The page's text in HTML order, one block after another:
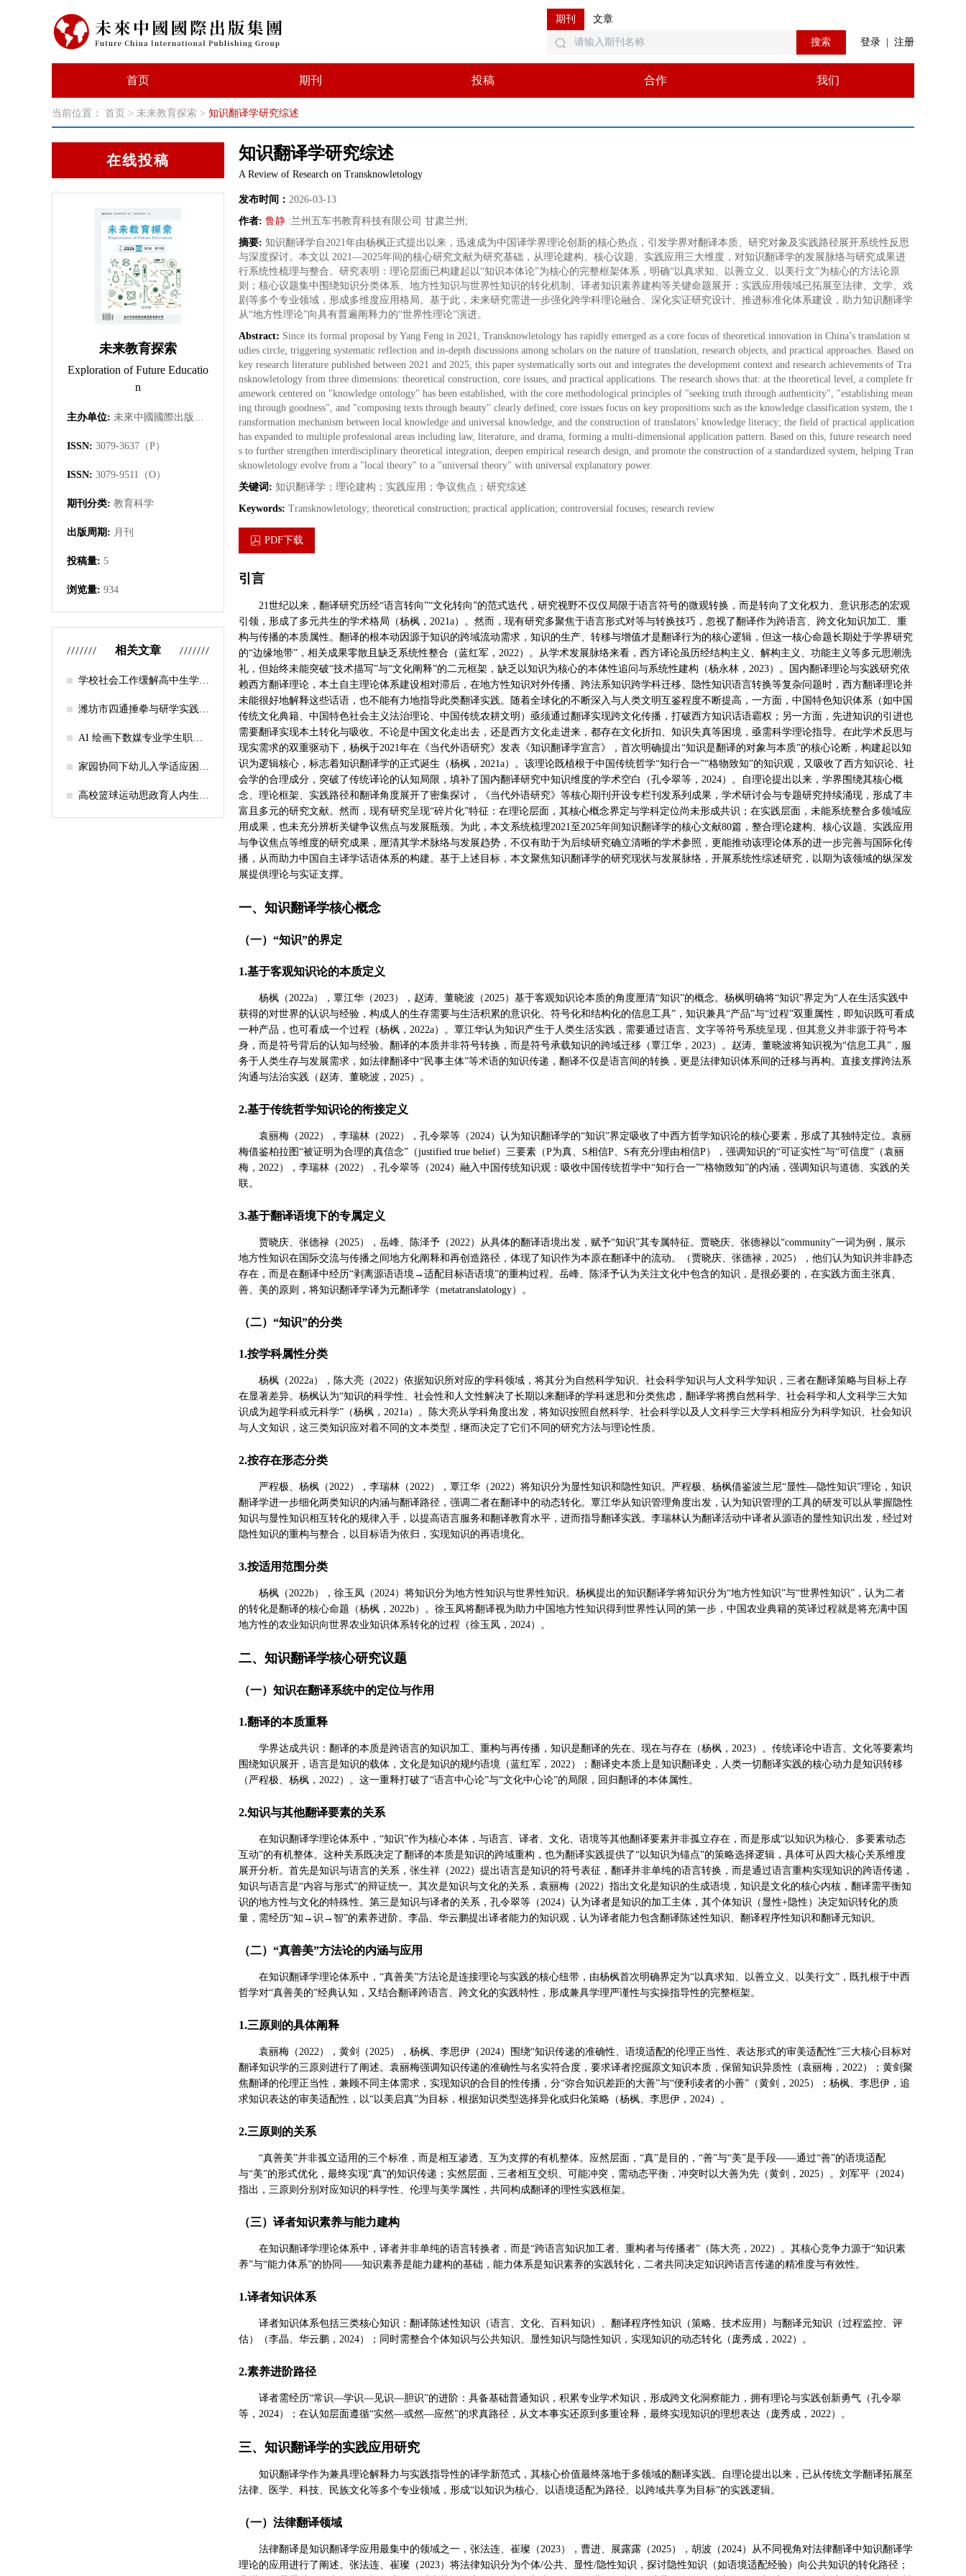
期刊 文章
搜索 登录 注册
首页 期刊 投稿 合作 我们
当前位置： 首页 > 未来教育探索 > 知识翻译学研究综述
在线投稿
未来教育探索
Exploration of Future Educatio
n
主办单位: 未來中國國際出版集團有限公司
ISSN: 3079-3637（P）
ISSN: 3079-9511（O）
期刊分类: 教育科学
出版周期: 月刊
投稿量: 5
浏览量: 934
相关文章
学校社会工作缓解高中生学习
课堂”为介入载体
潍坊市四通捶拳与研学实践教
AI 绘画下数媒专业学生职业
家园协同下幼儿入学适应困难
高校篮球运动思政育人内生逻
知识翻译学研究综述
A Review of Research on Transknowletology
发布时间： 2026-03-13
作者: 鲁静 :兰州五车书教育科技有限公司 甘肃兰州 ;
摘要: 知识翻译学自2021年由杨枫正式提出以来，迅速成为中国译学界理论创新的核心热点，引发学界对翻译本质、研究对象及实践路径展开系统性反思
与深度探讨。本文以 2021—2025年间的核心研究文献为研究基础，从理论建构、核心议题、实践应用三大维度，对知识翻译学的发展脉络与研究成果进
行系统性梳理与整合。研究表明：理论层面已构建起以“知识本体论”为核心的完整框架体系，明确“以真求知、以善立义、以美行文”为核心的方法论原
则；核心议题集中围绕知识分类体系、地方性知识与世界性知识的转化机制、译者知识素养建构等关键命题展开；实践应用领域已拓展至法律、文学、戏
剧等多个专业领域，形成多维度应用格局。基于此，未来研究需进一步强化跨学科理论融合、深化实证研究设计、推进标准化体系建设，助力知识翻译学
从“地方性理论”向具有普遍阐释力的“世界性理论”演进。
Abstract: Since its formal proposal by Yang Feng in 2021, Transknowletology has rapidly emerged as a core focus of theoretical innovation in China’s translation st
udies circle, triggering systematic reflection and in-depth discussions among scholars on the nature of translation, research objects, and practical approaches. Based on
key research literature published between 2021 and 2025, this paper systematically sorts out and integrates the development context and research achievements of Tra
nsknowletology from three dimensions: theoretical construction, core issues, and practical applications. The research shows that: at the theoretical level, a complete fr
amework centered on "knowledge ontology" has been established, with the core methodological principles of "seeking truth through authenticity", "establishing mean
ing through goodness", and "composing texts through beauty" clearly defined; core issues focus on key propositions such as the knowledge classification system, the t
ransformation mechanism between local knowledge and universal knowledge, and the construction of translators’ knowledge literacy; the field of practical application
has expanded to multiple professional areas including law, literature, and drama, forming a multi-dimensional application pattern. Based on this, future research need
s to further strengthen interdisciplinary theoretical integration, deepen empirical research design, and promote the construction of a standardized system, helping Tran
sknowletology evolve from a "local theory" to a "universal theory" with universal explanatory power.
关键词: 知识翻译学；理论建构；实践应用；争议焦点；研究综述
Keywords: Transknowletology; theoretical construction; practical application; controversial focuses; research review
PDF下载
引言
21世纪以来，翻译研究历经“语言转向”“文化转向”的范式迭代，研究视野不仅仅局限于语言符号的微观转换，而是转向了文化权力、意识形态的宏观
引领，形成了多元共生的学术格局（杨枫，2021a）。然而，现有研究多聚焦于语言形式对等与转换技巧，忽视了翻译作为跨语言、跨文化知识加工、重
构与传播的本质属性。翻译的根本动因源于知识的跨域流动需求，知识的生产、转移与增值才是翻译行为的核心逻辑，但这一核心命题长期处于学界研究
的“边缘地带”，相关成果零散且缺乏系统性整合（蓝红军，2022）。从学术发展脉络来看，西方译论虽历经结构主义、解构主义、功能主义等多元思潮洗
礼，但始终未能突破“技术描写”与“文化阐释”的二元框架，缺乏以知识为核心的本体性追问与系统性建构（杨永林，2023）。国内翻译理论与实践研究依
赖西方翻译理论，本土自主理论体系建设相对滞后，在地方性知识对外传播、跨法系知识跨学科迁移、隐性知识语言转换等复杂问题时，西方翻译理论并
未能很好地解释这些话语，也不能有力地指导此类翻译实践。随着全球化的不断深入与人类文明互鉴程度不断提高，一方面，中国特色知识体系（如中国
传统文化典籍、中国特色社会主义法治理论、中国传统农耕文明）亟须通过翻译实现跨文化传播，打破西方知识话语霸权；另一方面，先进知识的引进也
需要翻译实现本土转化与吸收。不论是中国文化走出去，还是西方文化走进来，都存在文化折扣、知识失真等困境，亟需科学理论指导。在此学术反思与
现实需求的双重驱动下，杨枫于2021年在《当代外语研究》发表《知识翻译学宣言》，首次明确提出“知识是翻译的对象与本质”的核心论断，构建起以知
识为逻辑核心，标志着知识翻译学的正式诞生（杨枫，2021a）。该理论既植根于中国传统哲学“知行合一”“格物致知”的知识观，又吸收了西方知识论、社
会学的合理成分，突破了传统译论的认知局限，填补了国内翻译研究中知识维度的学术空白（孔令翠等，2024）。自理论提出以来，学界围绕其核心概
念、理论框架、实践路径和翻译角度展开了密集探讨，《当代外语研究》等核心期刊开设专栏刊发系列成果，学术研讨会与专题研究持续涌现，形成了丰
富且多元的研究文献。然而，现有研究呈现“碎片化”特征：在理论层面，其核心概念界定与学科定位尚未形成共识；在实践层面，未能系统整合多领域应
用成果，也未充分辨析关键争议焦点与发展瓶颈。为此，本文系统梳理2021至2025年间知识翻译学的核心文献80篇，整合理论建构、核心议题、实践应用
与争议焦点等维度的研究成果，厘清其学术脉络与发展趋势，不仅有助于为后续研究确立清晰的学术参照，更能推动该理论体系的进一步完善与国际化传
播，从而助力中国自主译学话语体系的构建。基于上述目标，本文聚焦知识翻译学的研究现状与发展脉络，开展系统性综述研究，以期为该领域的纵深发
展提供理论与实证支撑。
一、知识翻译学核心概念
（一）“知识”的界定
1.基于客观知识论的本质定义
杨枫（2022a），覃江华（2023），赵涛、董晓波（2025）基于客观知识论本质的角度厘清“知识”的概念。杨枫明确将“知识”界定为“人在生活实践中
获得的对世界的认识与经验，构成人的生存需要与生活积累的意识化、符号化和结构化的信息工具”，知识兼具“产品”与“过程”双重属性，即知识既可看成
一种产品，也可看成一个过程（杨枫，2022a）。覃江华认为知识产生于人类生活实践，需要通过语言、文字等符号系统呈现，但其意义并非源于符号本
身，而是符号背后的认知与经验。翻译的本质并非符号转换，而是符号承载知识的跨域迁移（覃江华，2023）。赵涛、董晓波将知识视为“信息工具”，服
务于人类生存与发展需求，如法律翻译中“民事主体”等术语的知识传递，翻译不仅是语言间的转换，更是法律知识体系间的迁移与再构。直接支撑跨法系
沟通与法治实践（赵涛、董晓波，2025）。
2.基于传统哲学知识论的衔接定义
袁丽梅（2022），李瑞林（2022），孔令翠等（2024）认为知识翻译学的“知识”界定吸收了中西方哲学知识论的核心要素，形成了其独特定位。袁丽
梅借鉴柏拉图“被证明为合理的真信念”（justified true belief）三要素（P为真、S相信P、S有充分理由相信P），强调知识的“可证实性”与“可信度”（袁丽
梅，2022），李瑞林（2022），孔令翠等（2024）融入中国传统知识观：吸收中国传统哲学中“知行合一”“格物致知”的内涵，强调知识与道德、实践的关
联。
3.基于翻译语境下的专属定义
贾晓庆、张德禄（2025），岳峰、陈泽予（2022）从具体的翻译语境出发，赋予“知识”其专属特征。贾晓庆、张德禄以“community”一词为例，展示
地方性知识在国际交流与传播之间地方化阐释和再创造路径，体现了知识作为本原在翻译中的流动。（贾晓庆、张德禄，2025），他们认为知识并非静态
存在，而是在翻译中经历“剥离源语语境→适配目标语语境”的重构过程。岳峰、陈泽予认为关注文化中包含的知识，是很必要的，在实践方面主张真、
善、美的原则，将知识翻译学译为元翻译学（metatranslatology）。
（二）“知识”的分类
1.按学科属性分类
杨枫（2022a），陈大亮（2022）依据知识所对应的学科领域，将其分为自然科学知识、社会科学知识与人文科学知识，三者在翻译策略与目标上存
在显著差异。杨枫认为“知识的科学性、社会性和人文性解决了长期以来翻译的学科迷思和分类焦虑，翻译学将携自然科学、社会科学和人文科学三大知
识成为超学科或元科学”（杨枫，2021a）。陈大亮从学科角度出发，将知识按照自然科学、社会科学以及人文科学三大学科相应分为科学知识、社会知识
与人文知识，这三类知识应对着不同的文本类型，继而决定了它们不同的研究方法与理论性质。
2.按存在形态分类
严程极、杨枫（2022），李瑞林（2022），覃江华（2022）将知识分为显性知识和隐性知识。严程极、杨枫借鉴波兰尼“显性—隐性知识”理论，知识
翻译学进一步细化两类知识的内涵与翻译路径，强调二者在翻译中的动态转化。覃江华从知识管理角度出发，认为知识管理的工具的研发可以从掌握隐性
知识与显性知识相互转化的规律入手，以提高语言服务和翻译教育水平，进而指导翻译实践。李瑞林认为翻译活动中译者从源语的显性知识出发，经过对
隐性知识的重构与整合，以目标语为依归，实现知识的再语境化。
3.按适用范围分类
杨枫（2022b），徐玉凤（2024）将知识分为地方性知识与世界性知识。杨枫提出的知识翻译学将知识分为“地方性知识”与“世界性知识”，认为二者
的转化是翻译的核心命题（杨枫，2022b）。徐玉凤将翻译视为助力中国地方性知识得到世界性认同的第一步，中国农业典籍的英译过程就是将充满中国
地方性的农业知识向世界农业知识体系转化的过程（徐玉凤，2024）。
二、知识翻译学核心研究议题
（一）知识在翻译系统中的定位与作用
1.翻译的本质重释
学界达成共识：翻译的本质是跨语言的知识加工、重构与再传播，知识是翻译的先在、现在与存在（杨枫，2023）。传统译论中语言、文化等要素均
围绕知识展开，语言是知识的载体，文化是知识的规约语境（蓝红军，2022）；翻译史本质上是知识翻译史，人类一切翻译实践的核心动力是知识转移
（严程极、杨枫，2022）。这一重释打破了“语言中心论”与“文化中心论”的局限，回归翻译的本体属性。
2.知识与其他翻译要素的关系
在知识翻译学理论体系中，“知识”作为核心本体，与语言、译者、文化、语境等其他翻译要素并非孤立存在，而是形成“以知识为核心、多要素动态
互动”的有机整体。这种关系既决定了翻译的本质是知识的跨域重构，也为翻译实践提供了“以知识为锚点”的策略选择逻辑，具体可从四大核心关系维度
展开分析。首先是知识与语言的关系，张生祥（2022）提出语言是知识的符号表征，翻译并非单纯的语言转换，而是通过语言重构实现知识的跨语传递，
知识与语言是“内容与形式”的辩证统一。其次是知识与文化的关系，袁丽梅（2022）指出文化是知识的生成语境，知识是文化的核心内核，翻译需平衡知
识的地方性与文化的特殊性。第三是知识与译者的关系，孔令翠等（2024）认为译者是知识的加工主体，其个体知识（显性+隐性）决定知识转化的质
量，需经历“知→识→智”的素养进阶。李晶、华云鹏提出译者能力的知识观，认为译者能力包含翻译陈述性知识、翻译程序性知识和翻译元知识。
（二）“真善美”方法论的内涵与应用
在知识翻译学理论体系中，“真善美”方法论是连接理论与实践的核心纽带，由杨枫首次明确界定为“以真求知、以善立义、以美行文”，既扎根于中西
哲学对“真善美的”经典认知，又结合翻译跨语言、跨文化的实践特性，形成兼具学理严谨性与实操指导性的完整框架。
1.三原则的具体阐释
袁丽梅（2022），黄剑（2025），杨枫、李思伊（2024）围绕“知识传递的准确性、语境适配的伦理正当性、表达形式的审美适配性”三大核心目标对
翻译知识学的三原则进行了阐述。袁丽梅强调知识传递的准确性与名实符合度，要求译者挖掘原文知识本质，保留知识异质性（袁丽梅，2022）；黄剑聚
焦翻译的伦理正当性，兼顾不同主体需求，实现知识的合目的性传播，分“弥合知识差距的大善”与“便利读者的小善”（黄剑，2025）；杨枫、李思伊，追
求知识表达的审美适配性，以“以美启真”为目标，根据知识类型选择异化或归化策略（杨枫、李思伊，2024）。
2.三原则的关系
“真善美”并非孤立适用的三个标准，而是相互渗透、互为支撑的有机整体。应然层面，“真”是目的，“善”与“美”是手段——通过“善”的语境适配
与“美”的形式优化，最终实现“真”的知识传递；实然层面，三者相互交织、可能冲突，需动态平衡，冲突时以大善为先（黄剑，2025）。刘军平（2024）
指出，三原则分别对应知识的科学性、伦理与美学属性，共同构成翻译的理性实践框架。
（三）译者知识素养与能力建构
在知识翻译学理论体系中，译者并非单纯的语言转换者，而是“跨语言知识加工者、重构者与传播者”（陈大亮，2022）。其核心竞争力源于“知识素
养”与“能力体系”的协同——知识素养是能力建构的基础，能力体系是知识素养的实践转化，二者共同决定知识跨语言传递的精准度与有效性。
1.译者知识体系
译者知识体系包括三类核心知识：翻译陈述性知识（语言、文化、百科知识）、翻译程序性知识（策略、技术应用）与翻译元知识（过程监控、评
估）（李晶、华云鹏，2024）；同时需整合个体知识与公共知识、显性知识与隐性知识，实现知识的动态转化（庞秀成，2022）。
2.素养进阶路径
译者需经历“常识—学识—见识—胆识”的进阶：具备基础普通知识，积累专业学术知识，形成跨文化洞察能力，拥有理论与实践创新勇气（孔令翠
等，2024）；在认知层面遵循“实然—或然—应然”的求真路径，从文本事实还原到多重诠释，最终实现知识的理想表达（庞秀成，2022）。
三、知识翻译学的实践应用研究
知识翻译学作为兼具理论解释力与实践指导性的译学新范式，其核心价值最终落地于多领域的翻译实践。自理论提出以来，已从传统文学翻译拓展至
法律、医学、科技、民族文化等多个专业领域，形成“以知识为核心、以语境适配为路径、以跨域共享为目标”的实践逻辑。
（一）法律翻译领域
法律翻译是知识翻译学应用最集中的领域之一，张法连、崔璨（2023），曹进、展露露（2025），胡波（2024）从不同视角对法律翻译中知识翻译学
理论的应用进行了阐述。张法连、崔璨（2023）将法律知识分为个体/公共、显性/隐性知识，探讨隐性知识（如语境适配经验）向公共知识的转化路径；